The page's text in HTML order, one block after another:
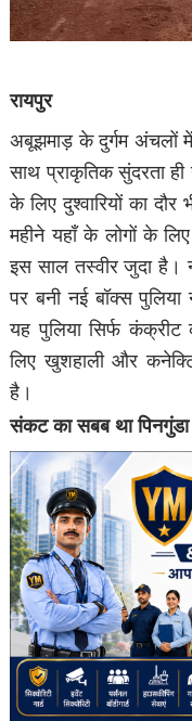
​रायपुर
अबूझमाड़ के दुर्गम अंचलों
साथ प्राकृतिक सुंदरता ही
के लिए दुश्वारियों का
महीने यहाँ के लोगों के
इस साल तस्वीर जुदा है।
पर बनी नई बॉक्स
यह पुलिया सिर्फ कंक्रीट
लिए खुशहाली और
है।
​संकट का सबब था पिनगुंडा